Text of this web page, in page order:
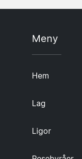
Meny
Hem
Lag
Ligor